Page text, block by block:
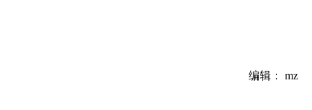
编辑： mz